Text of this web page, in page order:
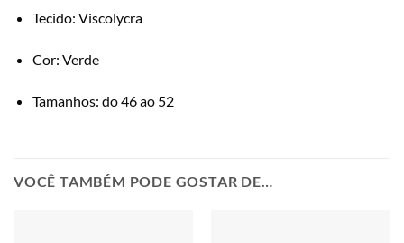
Tecido: Viscolycra
Cor: Verde
Tamanhos: do 46 ao 52
VOCÊ TAMBÉM PODE GOSTAR DE…